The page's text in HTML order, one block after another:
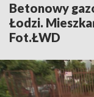
Betonowy
Łodzi.
Fot.ŁWD